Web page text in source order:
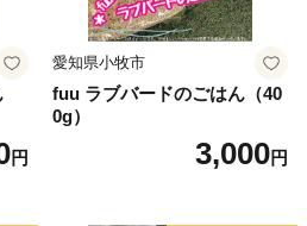
メージし、「考える」「人をか
古里へかえる」「栄える」とい
け、ネーミングしています。
かし、ミニトマトなど野菜を中
円
愛知県小牧市
fuu ラブバードのごはん（40
0g）
3,000円